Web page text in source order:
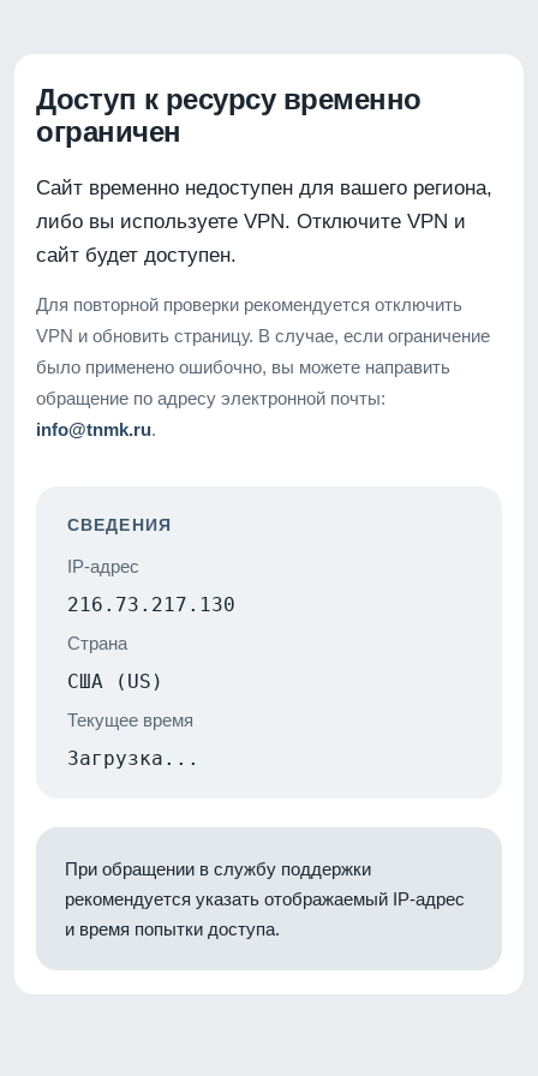
Доступ к ресурсу временно
ограничен
Сайт временно недоступен для вашего региона,
либо вы используете VPN. Отключите VPN и
сайт будет доступен.
Для повторной проверки рекомендуется отключить
VPN и обновить страницу. В случае, если ограничение
было применено ошибочно, вы можете направить
обращение по адресу электронной почты:
info@tnmk.ru.
СВЕДЕНИЯ
IP-адрес
216.73.217.130
Страна
США (US)
Текущее время
Загрузка...
При обращении в службу поддержки
рекомендуется указать отображаемый IP-адрес
и время попытки доступа.